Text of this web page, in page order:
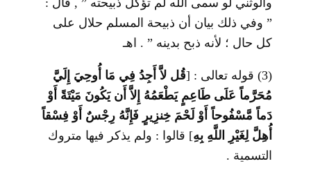
والوثني لو سمى الله لم تؤكل ذبيحته ” , قال :
” وفي ذلك بيان أن ذبيحة المسلم حلال على
كل حال ؛ لأنه ذبح بدينه ” . اهـ
(3) قوله تعالى : ]قُل لاَّ أَجِدُ فِي مَا أُوحِيَ إِلَيَّ
مُحَرَّماً عَلَى طَاعِمٍ يَطْعَمُهُ إِلاَّ أَن يَكُونَ مَيْتَةً أَوْ
دَماً مَّسْفُوحاً أَوْ لَحْمَ خِنزِيرٍ فَإِنَّهُ رِجْسٌ أَوْ فِسْقاً
أُهِلَّ لِغَيْرِ اللَّهِ بِهِ[ قالوا : ولم يذكر فيها متروك
التسمية .